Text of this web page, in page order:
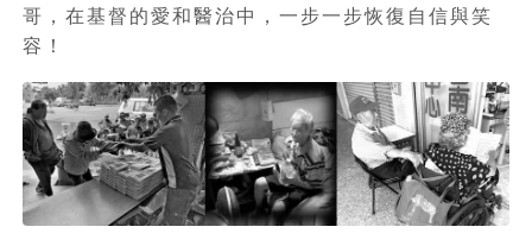
哥，在基督的愛和醫治中，一步一步恢復自信與笑
容！